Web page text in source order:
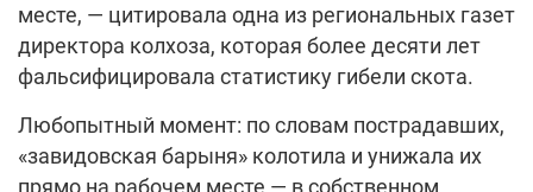
месте, — цитировала одна из региональных газет
директора колхоза, которая более десяти лет
фальсифицировала статистику гибели скота.
Любопытный момент: по словам пострадавших,
«завидовская барыня» колотила и унижала их
прямо на рабочем месте — в собственном